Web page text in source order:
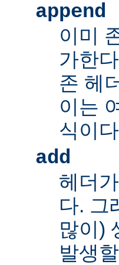
append
이미
가한
존 헤
이는
식이
add
헤더
다. 그
많이)
발생